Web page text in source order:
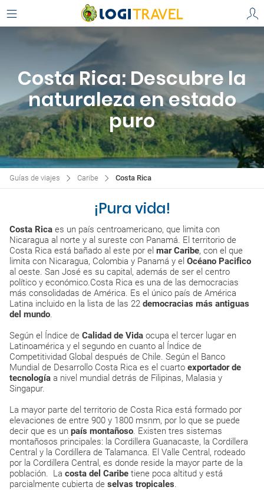
Costa Rica: Descubre la
naturaleza en estado
puro
Guías de viajes Caribe Costa Rica
¡Pura vida!
Costa Rica es un país centroamericano, que limita con
Nicaragua al norte y al sureste con Panamá. El territorio de
Costa Rica está bañado al este por el mar Caribe, con el que
limita con Nicaragua, Colombia y Panamá y el Océano Pacifico
al oeste. San José es su capital, además de ser el centro
político y económico.Costa Rica es una de las democracias
más consolidadas de América. Es el único país de América
Latina incluido en la lista de las 22 democracias más antiguas
del mundo.
Según el Índice de Calidad de Vida ocupa el tercer lugar en
Latinoamérica y el segundo en cuanto al Índice de
Competitividad Global después de Chile. Según el Banco
Mundial de Desarrollo Costa Rica es el cuarto exportador de
tecnología a nivel mundial detrás de Filipinas, Malasia y
Singapur.
La mayor parte del territorio de Costa Rica está formado por
elevaciones de entre 900 y 1800 msnm, por lo que se puede
decir que es un país montañoso. Existen tres sistemas
montañosos principales: la Cordillera Guanacaste, la Cordillera
Central y la Cordillera de Talamanca. El Valle Central, rodeado
por la Cordillera Central, es donde reside la mayor parte de la
población. La costa del Caribe tiene poca altitud y está
parcialmente cubierta de selvas tropicales.